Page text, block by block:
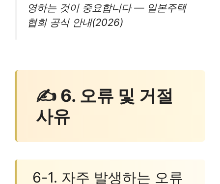
영하는 것이 중요합니다 — 일본주택
협회 공식 안내(2026)
✍ 6. 오류 및 거절
사유
6-1. 자주 발생하는 오류